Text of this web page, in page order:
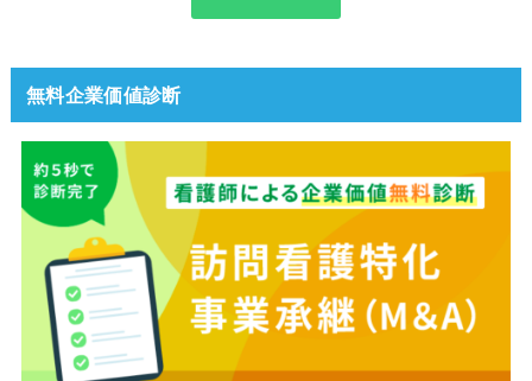
無料企業価値診断